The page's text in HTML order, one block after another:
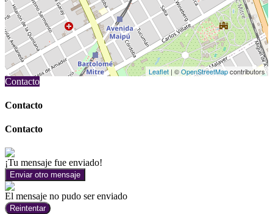
Leaflet| ©OpenStreetMapcontributors
Contacto
Contacto
Contacto
¡Tu mensaje fue enviado!
Enviar otro mensaje
El mensaje no pudo ser enviado
Reintentar